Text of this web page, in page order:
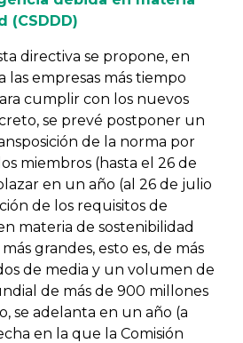
(CSDDD)
directiva se propone, en
las empresas más tiempo
cumplir con los nuevos
se prevé postponer un
de la norma por
miembros (hasta el 26 de
en un año (al 26 de julio
de los requisitos de
materia de sostenibilidad
grandes, esto es, de más
de media y un volumen de
de más de 900 millones
se adelanta en un año (a
en la que la Comisión